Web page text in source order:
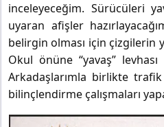
inceleyeceğim. Sürücüleri
uyaran afişler
belirgin olması için çizgilerin
Okul önüne “yavaş” levhası
Arkadaşlarımla birlikte
bilinçlendirme çalışmaları